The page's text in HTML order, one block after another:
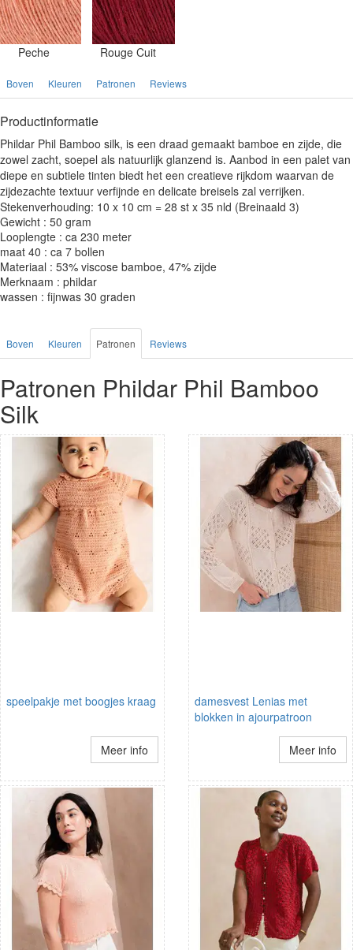
Peche Rouge Cuit
Boven Kleuren Patronen Reviews
Productinformatie
Phildar Phil Bamboo silk, is een draad gemaakt bamboe en zijde, die
zowel zacht, soepel als natuurlijk glanzend is. Aanbod in een palet van
diepe en subtiele tinten biedt het een creatieve rijkdom waarvan de
zijdezachte textuur verfijnde en delicate breisels zal verrijken.
Stekenverhouding: 10 x 10 cm = 28 st x 35 nld (Breinaald 3)
Gewicht : 50 gram
Looplengte : ca 230 meter
maat 40 : ca 7 bollen
Materiaal : 53% viscose bamboe, 47% zijde
Merknaam : phildar
wassen : fijnwas 30 graden
Boven Kleuren Patronen Reviews
Patronen Phildar Phil Bamboo
Silk
speelpakje met boogjes kraag
Meer info
damesvest Lenias met
blokken in ajourpatroon
Meer info